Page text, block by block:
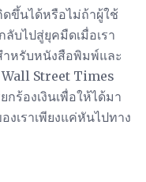
ขึ้นได้หรือไม่ถ้าผู้ใช้
บไปสู่ยุคมืดเมื่อเรา
หรับหนังสือพิมพ์และ
Wall Street Times
กร้องเงินเพื่อให้ได้มา
เราเพียงแค่หันไปทาง